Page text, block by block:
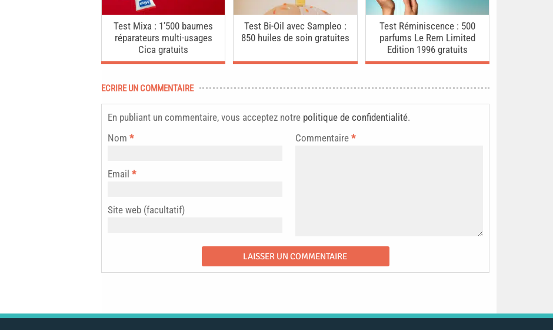
Test Mixa : 1’500 baumes
réparateurs multi-usages
Cica gratuits
Test Bi-Oil avec Sampleo :
850 huiles de soin gratuites
Test Réminiscence : 500
parfums Le Rem Limited
Edition 1996 gratuits
ECRIRE UN COMMENTAIRE
En publiant un commentaire, vous acceptez notre politique de confidentialité.
Commentaire *
Nom *
Email *
Site web (facultatif)